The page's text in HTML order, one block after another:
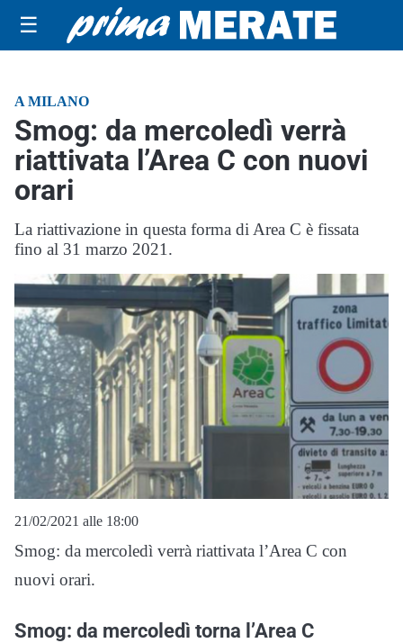
☰
A MILANO
Smog: da mercoledì verrà
riattivata l’Area C con nuovi
orari
La riattivazione in questa forma di Area C è fissata
fino al 31 marzo 2021.
21/02/2021 alle 18:00
Smog: da mercoledì verrà riattivata l’Area C con
nuovi orari.
Smog: da mercoledì torna l’Area C